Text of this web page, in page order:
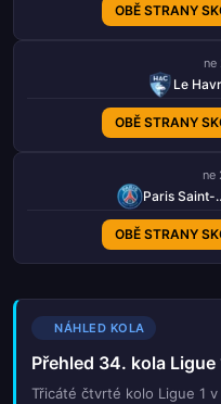
OBĚ STRANY
ne
Le
OBĚ STRANY
ne
Paris
OBĚ STRANY
NÁHLED KOLA
Přehled 34. kola
Třicáté čtvrté kolo Ligue 1